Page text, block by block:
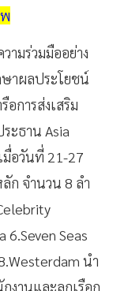
ามร่วมมืออย่าง
าผลประโยชน์
อการส่งเสริม
ะธาน Asia
มื่อวันที่ 21-27
ก จำนวน 8 ลำ
Seas
นำ
งานและลูกเรือก